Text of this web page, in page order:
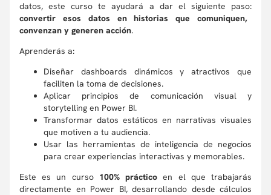
datos, este curso te ayudará a dar el siguiente paso:
convertir esos datos en historias que comuniquen,
convenzan y generen acción.
Aprenderás a:
Diseñar dashboards dinámicos y atractivos que
faciliten la toma de decisiones.
Aplicar principios de comunicación visual y
storytelling en Power BI.
Transformar datos estáticos en narrativas visuales
que motiven a tu audiencia.
Usar las herramientas de inteligencia de negocios
para crear experiencias interactivas y memorables.
Este es un curso 100% prácticoen el que trabajarás
directamente en Power BI, desarrollando desde cálculos